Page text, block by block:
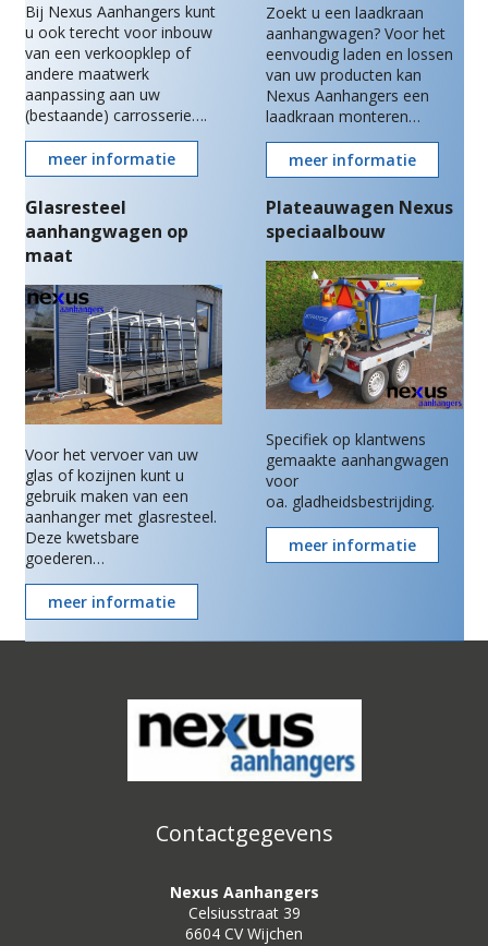
Bij Nexus Aanhangers kunt
u ook terecht voor inbouw
van een verkoopklep of
andere maatwerk
aanpassing aan uw
(bestaande) carrosserie….
meer informatie
Zoekt u een laadkraan
aanhangwagen? Voor het
eenvoudig laden en lossen
van uw producten kan
Nexus Aanhangers een
laadkraan monteren…
meer informatie
Glasresteel
aanhangwagen op
maat
Voor het vervoer van uw
glas of kozijnen kunt u
gebruik maken van een
aanhanger met glasresteel.
Deze kwetsbare
goederen…
meer informatie
Plateauwagen Nexus
speciaalbouw
Specifiek op klantwens
gemaakte aanhangwagen
voor
oa. gladheidsbestrijding.
meer informatie
Contactgegevens
Nexus Aanhangers
Celsiusstraat 39
6604 CV Wijchen